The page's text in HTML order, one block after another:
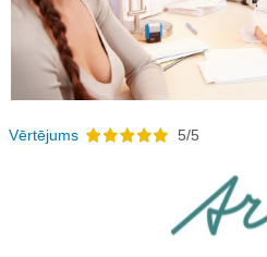
Vērtējums 5/5